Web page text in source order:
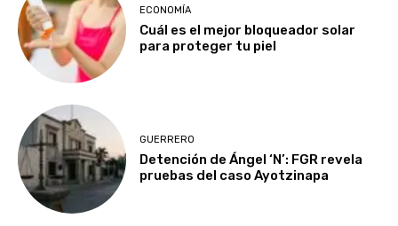
ECONOMÍA
Cuál es el mejor bloqueador solar
para proteger tu piel
GUERRERO
Detención de Ángel ‘N’: FGR revela
pruebas del caso Ayotzinapa